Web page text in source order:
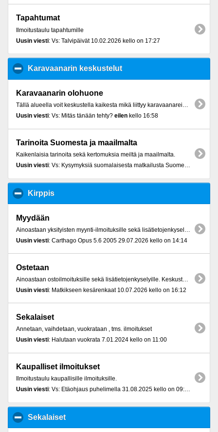
Tapahtumat
Ilmoitustaulu tapahtumille
Uusin viesti: Vs: Talvipäivät 10.02.2026 kello on 17:27
Karavaanarin keskustelut
Karavaanarin olohuone
Tällä alueella voit keskustella kaikesta mikä liittyy karavaanareihin. Myös vieraille avoin keskustelupaikka. Avoinna toistaiseksi, asiaton kielenkäyttö ja muu asiattomuus on kiellettyä ja ko. viestit tullaan poistamaan. Lisäksi näitä sääntöjä rikkovalta voidaan estää foorumin käyttö.
Uusin viesti: Vs: Mitäs tänään tehty? eilen kello 16:58
Tarinoita Suomesta ja maailmalta
Kaikenlaisia tarinoita sekä kertomuksia meiltä ja maailmalta.
Uusin viesti: Vs: Kysymyksiä suomalaisesta matkailusta Suomessa talvella 14.02.2026 kello on 16:44
Kirppis
Myydään
Uusin viesti: Carthago Opus 5.6 2005 29.07.2026 kello on 14:14
Ostetaan
Ainoastaan ostoilmoituksille sekä lisätietojenkyselyille. Keskustelut ostoilmoituksta käydään kirppiskeskusteluissa.
Uusin viesti: Matkikseen kesärenkaat 10.07.2026 kello on 16:12
Sekalaiset
Annetaan, vaihdetaan, vuokrataan , tms. ilmoitukset
Uusin viesti: Halutaan vuokrata 7.01.2024 kello on 11:00
Kaupalliset ilmoitukset
Ilmoitustaulu kaupallisille ilmoituksille.
Uusin viesti: Vs: Etäohjaus puhelimella 31.08.2025 kello on 09:18
Sekalaiset